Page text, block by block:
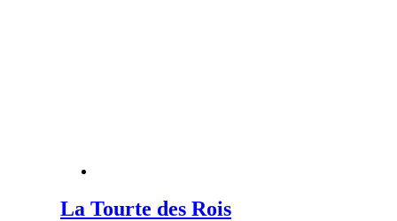
La Tourte des Rois